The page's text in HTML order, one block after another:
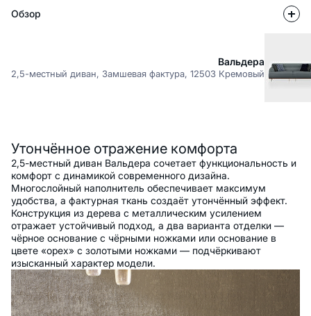
Обзор
Вальдера
2,5-местный диван, Замшевая фактура, 12503 Кремовый
Утончённое отражение комфорта
2,5-местный диван Вальдера сочетает функциональность и
комфорт с динамикой современного дизайна.
Многослойный наполнитель обеспечивает максимум
удобства, а фактурная ткань создаёт утончённый эффект.
Конструкция из дерева с металлическим усилением
отражает устойчивый подход, а два варианта отделки —
чёрное основание с чёрными ножками или основание в
цвете «орех» с золотыми ножками — подчёркивают
изысканный характер модели.